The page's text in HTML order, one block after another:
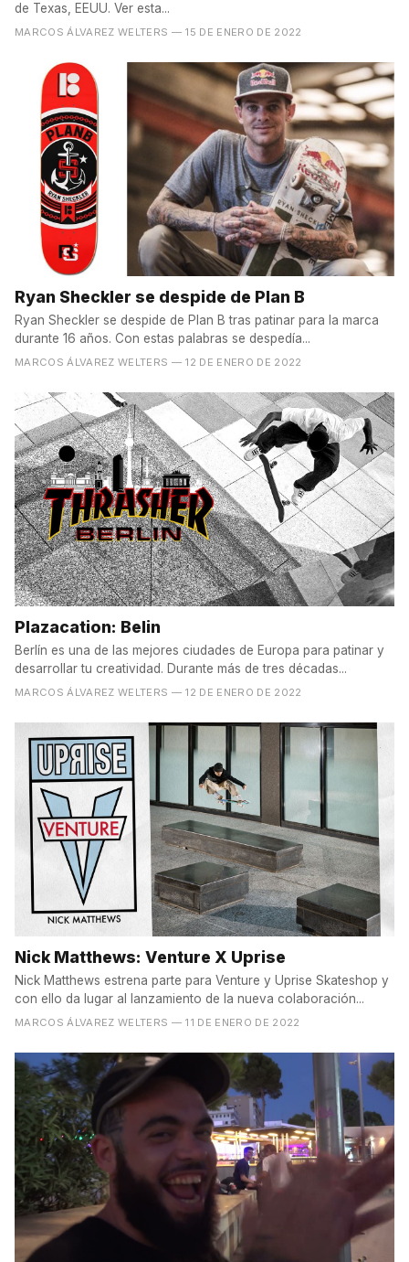
de Texas, EEUU. Ver esta...
MARCOS ÁLVAREZ WELTERS — 15 DE ENERO DE 2022
Ryan Sheckler se despide de Plan B
Ryan Sheckler se despide de Plan B tras patinar para la marca
durante 16 años. Con estas palabras se despedía...
MARCOS ÁLVAREZ WELTERS — 12 DE ENERO DE 2022
Plazacation: Belin
Berlín es una de las mejores ciudades de Europa para patinar y
desarrollar tu creatividad. Durante más de tres décadas...
MARCOS ÁLVAREZ WELTERS — 12 DE ENERO DE 2022
Nick Matthews: Venture X Uprise
Nick Matthews estrena parte para Venture y Uprise Skateshop y
con ello da lugar al lanzamiento de la nueva colaboración...
MARCOS ÁLVAREZ WELTERS — 11 DE ENERO DE 2022